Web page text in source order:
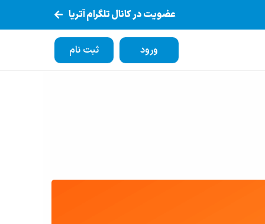
عضویت در کانال تلگرام آتریا
ورود ثبت نام